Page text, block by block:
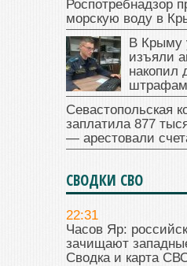
Роспотребнадзор
морскую воду в
В Крыму
изъяли
накопил
Севастопольская
заплатила 877
— арестовали
СВОДКИ СВО
22:31
Часов Яр:
зачищают
Сводка и карта